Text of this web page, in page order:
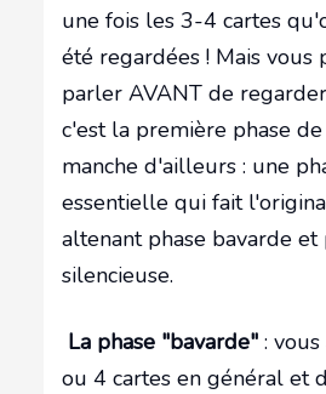
une fois les 3-4 cartes
été regardées ! Mais vous
parler AVANT de
c'est la première phase
manche d'ailleurs : une
essentielle qui fait
altenant phase bavarde et
silencieuse.
La phase "bavarde": vous
ou 4 cartes en général et